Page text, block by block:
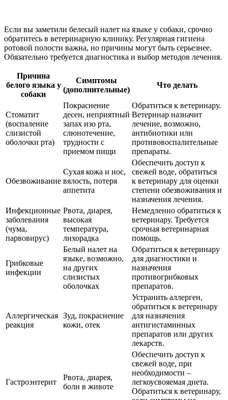
Если вы заметили белесый налет на языке у собаки, срочно
обратитесь в ветеринарную клинику. Регулярная гигиена
ротовой полости важна, но причины могут быть серьезнее.
Обязательно требуется диагностика и выбор методов лечения.
Причина
белого языка у
собаки
Симптомы
(дополнительные)
Что делать
Стоматит
(воспаление
слизистой
оболочки рта)
Покраснение
десен, неприятный
запах изо рта,
слюнотечение,
трудности с
приемом пищи
Обратиться к ветеринару.
Ветеринар назначит
лечение, возможно,
антибиотики или
противовоспалительные
препараты.
Обезвоживание
Сухая кожа и нос,
вялость, потеря
аппетита
Обеспечить доступ к
свежей воде, обратиться
к ветеринару для оценки
степени обезвоживания и
назначения лечения.
Инфекционные
заболевания
(чума,
парвовирус)
Рвота, диарея,
высокая
температура,
лихорадка
Немедленно обратиться к
ветеринару. Требуется
срочная ветеринарная
помощь.
Грибковые
инфекции
Белый налет на
языке, возможно,
на других
слизистых
оболочках
Обратиться к ветеринару
для диагностики и
назначения
противогрибковых
препаратов.
Аллергическая
реакция
Зуд, покраснение
кожи, отек
Устранить аллерген,
обратиться к ветеринару
для назначения
антигистаминных
препаратов или других
лекарств.
Гастроэнтерит
Рвота, диарея,
боли в животе
Обеспечить доступ к
свежей воде, при
необходимости –
легкоусвояемая диета.
Обратиться к ветеринару,